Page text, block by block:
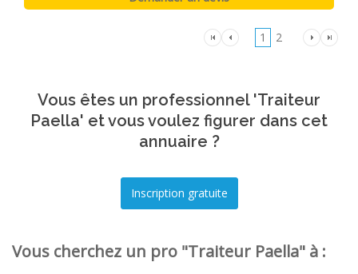
1 2
Vous êtes un professionnel 'Traiteur
Paella' et vous voulez figurer dans cet
annuaire ?
Vous cherchez un pro "Traiteur Paella" à :